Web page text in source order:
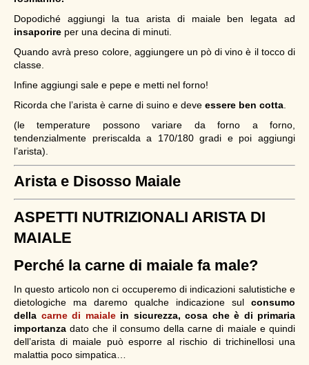
Dopodiché aggiungi la tua arista di maiale ben legata ad
insaporire per una decina di minuti.
Quando avrà preso colore, aggiungere un pò di vino è il tocco di
classe.
Infine aggiungi sale e pepe e metti nel forno!
Ricorda che l’arista è carne di suino e deve essere ben cotta
(le temperature possono variare da forno a forno,
tendenzialmente preriscalda a 170/180 gradi e poi aggiungi
l’arista).
Arista e Disosso Maiale
ASPETTI NUTRIZIONALI ARISTA DI
MAIALE
Perché la carne di maiale fa male?
In questo articolo non ci occuperemo di indicazioni salutistiche e
dietologiche ma daremo qualche indicazione sul consumo
della carne di maialein sicurezza, cosa che è di primaria
importanza dato che il consumo della carne di maiale e quindi
dell’arista di maiale può esporre al rischio di trichinellosi una
malattia poco simpatica…